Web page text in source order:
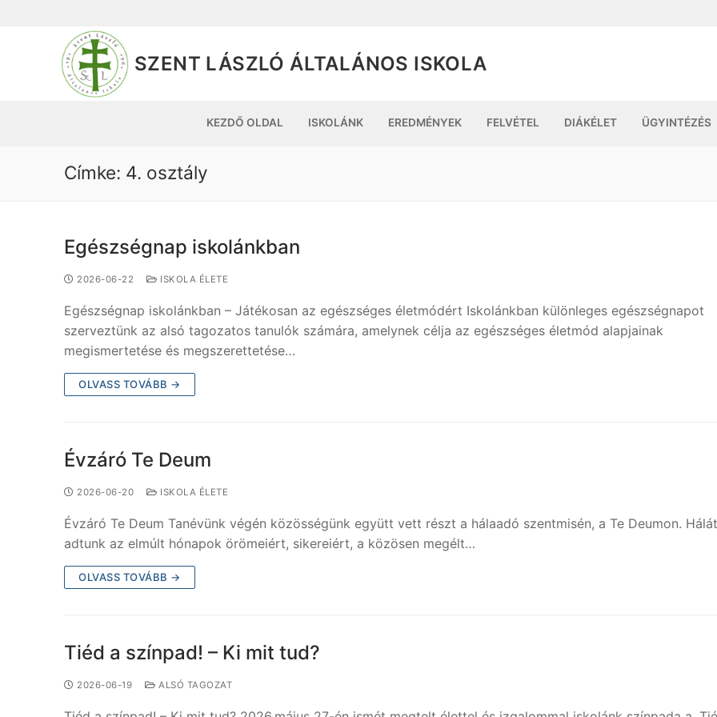
SZENT LÁSZLÓ ÁLTALÁNOS ISKOLA
KEZDŐ OLDAL ISKOLÁNK EREDMÉNYEK FELVÉTEL DIÁKÉLET ÜGYINTÉZÉS
Címke: 4. osztály
Egészségnap iskolánkban
2026-06-22 ISKOLA ÉLETE
Egészségnap iskolánkban – Játékosan az egészséges életmódért Iskolánkban különleges egészségnapot
szerveztünk az alsó tagozatos tanulók számára, amelynek célja az egészséges életmód alapjainak
megismertetése és megszerettetése…
OLVASS TOVÁBB →
Évzáró Te Deum
2026-06-20 ISKOLA ÉLETE
Évzáró Te Deum Tanévünk végén közösségünk együtt vett részt a hálaadó szentmisén, a Te Deumon. Hálát
adtunk az elmúlt hónapok örömeiért, sikereiért, a közösen megélt…
OLVASS TOVÁBB →
Tiéd a színpad! – Ki mit tud?
2026-06-19 ALSÓ TAGOZAT